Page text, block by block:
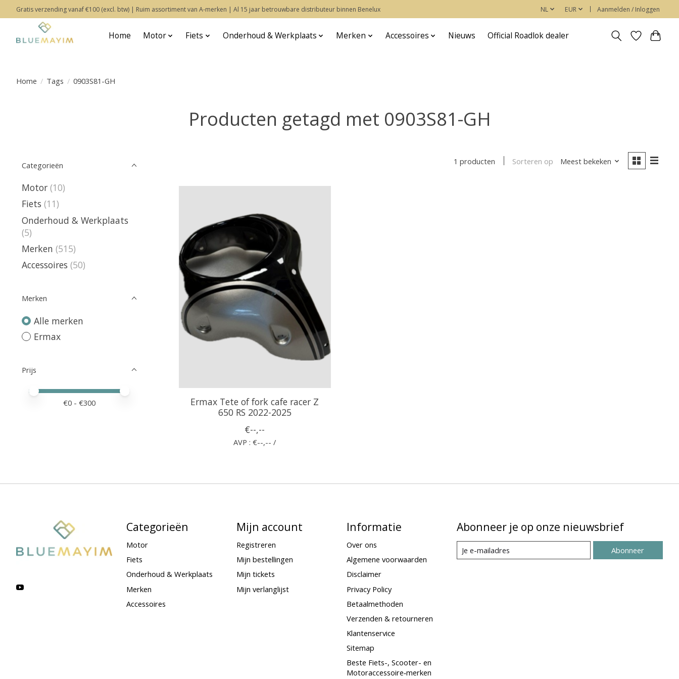
Gratis verzending vanaf €100 (excl. btw) | Ruim assortiment van A-merken | Al 15 jaar betrouwbare distributeur binnen Benelux NL EUR Aanmelden / Inloggen
Home Motor Fiets Onderhoud & Werkplaats Merken Accessoires Nieuws Official Roadlok dealer
Home / Tags / 0903S81-GH
Producten getagd met 0903S81-GH
Categorieën
Motor (10)
Fiets (11)
Onderhoud & Werkplaats
(5)
Merken (515)
Accessoires (50)
Merken
Alle merken
Ermax
Prijs
Minimale prijswaarde
Price maximum value
€0 - €300
1 producten Sorteren op Meest bekeken
Ermax Tete of fork cafe racer Z
650 RS 2022-2025
€--,--
AVP : €--,-- /
Categorieën
Motor
Fiets
Onderhoud & Werkplaats
Merken
Accessoires
Mijn account
Registreren
Mijn bestellingen
Mijn tickets
Mijn verlanglijst
Informatie
Over ons
Algemene voorwaarden
Disclaimer
Privacy Policy
Betaalmethoden
Verzenden & retourneren
Klantenservice
Sitemap
Beste Fiets-, Scooter- en
Motoraccessoire‑merken
Abonneer je op onze nieuwsbrief
Abonneer